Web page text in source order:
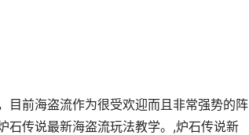
目前海盗流作为很受欢迎而且非常强势的阵
石传说最新海盗流玩法教学。,炉石传说新